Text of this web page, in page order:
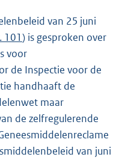
van 25 juni
101) is gesproken over
voor
de Inspectie voor de
handhaaft de
maar
de zelfregulerende
van juni